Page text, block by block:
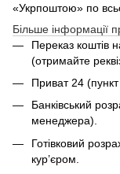
«Укрпоштою» по
Більше інформації
Переказ коштів
(отримайте
Приват 24 (пункт
Банківський
менеджера).
Готівковий
кур’єром.